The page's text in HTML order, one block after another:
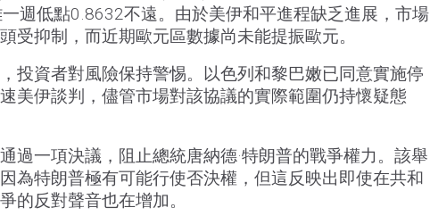
週低點0.8632不遠。由於美伊和平進程缺乏進展，市場
受抑制，而近期歐元區數據尚未能提振歐元。
投資者對風險保持警惕。以色列和黎巴嫩已同意實施停
美伊談判，儘管市場對該協議的實際範圍仍持懷疑態
過一項決議，阻止總統唐納德·特朗普的戰爭權力。該舉
為特朗普極有可能行使否決權，但這反映出即使在共和
的反對聲音也在增加。